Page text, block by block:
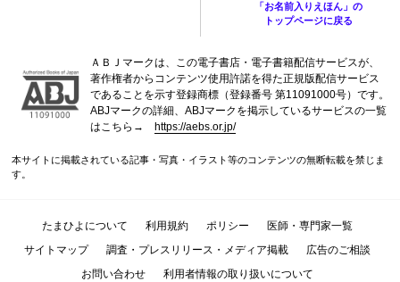
「お名前入りえほん」の
トップページに戻る
ＡＢＪマークは、この電子書店・電子書籍配信サービスが、
著作権者からコンテンツ使用許諾を得た正規版配信サービス
であることを示す登録商標（登録番号 第11091000号）です。
ABJマークの詳細、ABJマークを掲示しているサービスの一覧
はこちら→ https://aebs.or.jp/
本サイトに掲載されている記事・写真・イラスト等のコンテンツの無断転載を禁じま
す。
たまひよについて 利用規約 ポリシー
医師・専門家一覧
サイトマップ
調査・プレスリリース・メディア掲載
広告のご相談
お問い合わせ
利用者情報の取り扱いについて